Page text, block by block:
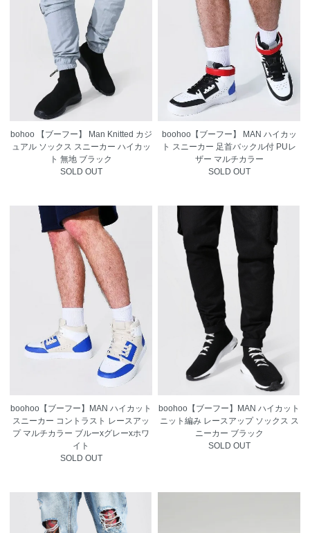
bohoo 【ブーフー】 Man Knitted カジ
ュアル ソックス スニーカー ハイカッ
ト 無地 ブラック
SOLD OUT
boohoo【ブーフー】 MAN ハイカッ
ト スニーカー 足首バックル付 PUレ
ザー マルチカラー
SOLD OUT
boohoo【ブーフー】MAN ハイカット
スニーカー コントラスト レースアッ
プ マルチカラー ブルーxグレーxホワ
イト
SOLD OUT
boohoo【ブーフー】MAN ハイカット
ニット編み レースアップ ソックス ス
ニーカー ブラック
SOLD OUT